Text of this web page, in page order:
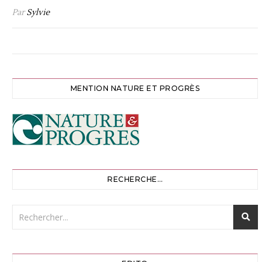
ParSylvie
MENTION NATURE ET PROGRÈS
RECHERCHE…